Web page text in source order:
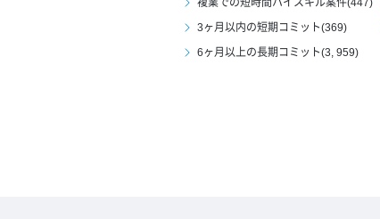
複業での短時間ハイスキル案件(447)
3ヶ月以内の短期コミット(369)
6ヶ月以上の長期コミット(3, 959)